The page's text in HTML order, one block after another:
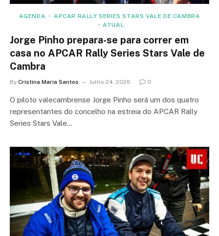
AGENDA
APCAR RALLY SERIES STARS VALE DE CAMBRA
ATUAL
Jorge Pinho prepara-se para correr em
casa no APCAR Rally Series Stars Vale de
Cambra
By Cristina Maria Santos Julho 24, 2026 0
O piloto valecambrense Jorge Pinho será um dos quatro
representantes do concelho na estreia do APCAR Rally
Series Stars Vale…